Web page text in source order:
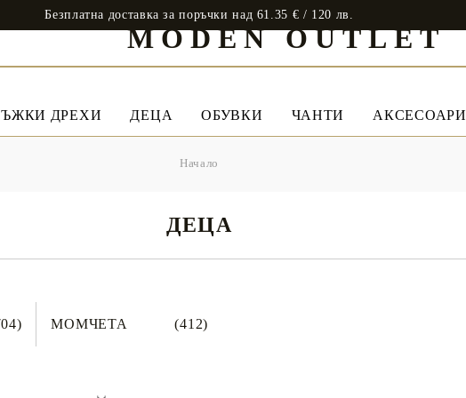
Безплатна доставка за поръчки над 61.35 € / 120 лв.
MODEN OUTLET
ДРЕХИ ДЕЦА ОБУВКИ ЧАНТИ АКСЕСОАРИ
Начало
ДЕЦА
МОМЧЕТА (412)